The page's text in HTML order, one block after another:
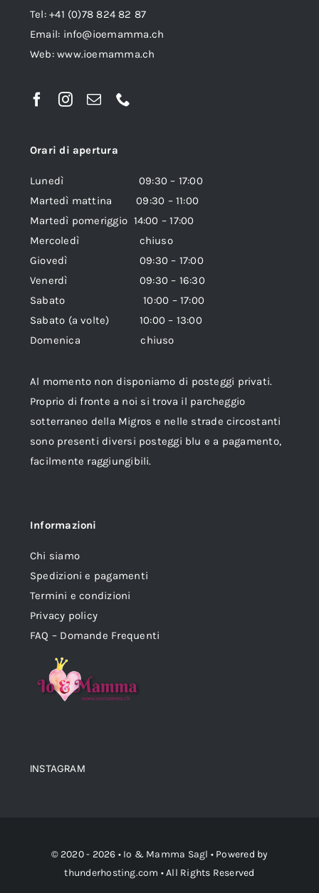
Tel: +41 (0)78 824 82 87
Email: info@ioemamma.ch
Web:www.ioemamma.ch
Orari di apertura
Lunedì 09:30 – 17:00
Martedì mattina 09:30 – 11:00
Martedì pomeriggio 14:00 – 17:00
Mercoledì chiuso
Giovedì 09:30 – 17:00
Venerdì 09:30 – 16:30
Sabato 10:00 – 17:00
Sabato (a volte) 10:00 – 13:00
Domenica chiuso
Al momento non disponiamo di posteggi privati.
Proprio di fronte a noi si trova il parcheggio
sotterraneo della Migros e nelle strade circostanti
sono presenti diversi posteggi blu e a pagamento,
facilmente raggiungibili.
Informazioni
Chi siamo
Spedizioni e pagamenti
Termini e condizioni
Privacy policy
FAQ – Domande Frequenti
INSTAGRAM
© 2020 - 2026 • Io & Mamma Sagl • Powered by
thunderhosting.com • All Rights Reserved